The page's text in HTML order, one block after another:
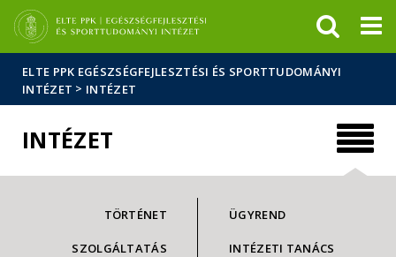
Hírek
Események
ELTE a
sajtóban
ELTE PPK EGÉSZSÉGFEJLESZTÉSI ÉS SPORTTUDOMÁNYI
INTÉZET > INTÉZET
INTÉZET
TÖRTÉNET
SZOLGÁLTATÁS
ÜGYREND
INTÉZETI TANÁCS